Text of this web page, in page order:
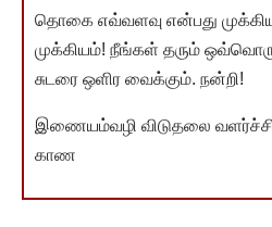
தொகை எவ்வளவு என்பது
முக்கியம்! நீங்கள் தரும் ஒவ்வொரு
சுடரை ஒளிர வைக்கும். நன்றி!
இணையம்வழி விடுதலை வளர்ச்சி
காண